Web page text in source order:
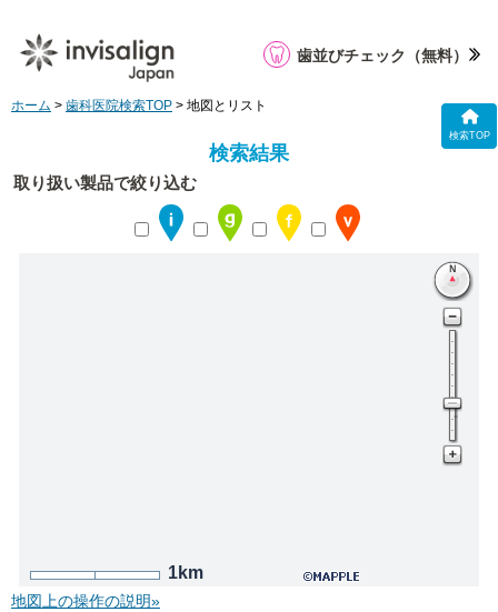
検索TOP
歯並びチェック （無料）
ホーム > 歯科医院検索TOP > 地図とリスト
検索結果
取り扱い製品で絞り込む
1km
地図上の操作の説明»